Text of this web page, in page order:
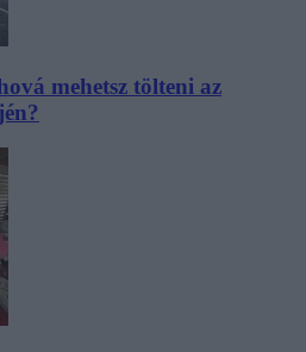
mehetsz tölteni az